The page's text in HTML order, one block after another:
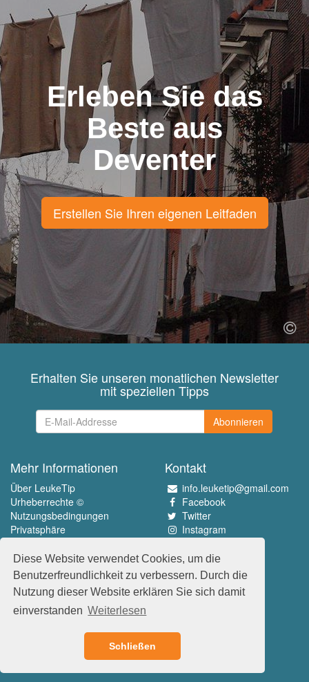
Diese Website verwendet Cookies, um die
Benutzerfreundlichkeit zu verbessern. Durch die
Nutzung dieser Website erklären Sie sich damit
einverstanden Weiterlesen
Schließen
Erleben Sie das
Beste aus
Deventer
Erstellen Sie Ihren eigenen Leitfaden
Erhalten Sie unseren monatlichen Newsletter
mit speziellen Tipps
Abonnieren
Mehr Informationen
Über LeukeTip
Urheberrechte ©
Nutzungsbedingungen
Privatsphäre
Kontakt
info.leuketip@gmail.com
Facebook
Twitter
Instagram
Erleben Sie das Beste
www.leuketip.nl
www.leuketip.com
www.leuketip.de